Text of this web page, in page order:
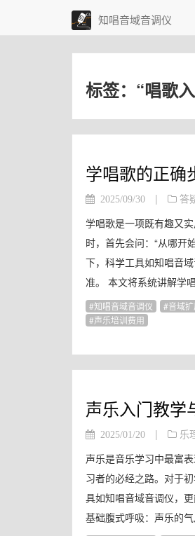
知唱音域音调仪
标签：“唱歌
学唱歌的正确
2025/09/30 | 答
学唱歌是一项既有趣又
时，首先会问：“从哪开
下，科学工具如知唱音
准。 本文将系统讲解学
知唱音域音调仪 音域
声乐培训费用
声乐入门教学
2025/01/20 | 乐
声乐是音乐学习中最富
习者的必经之路。对于
具如知唱音域音调仪，
基础腹式呼吸：声乐的